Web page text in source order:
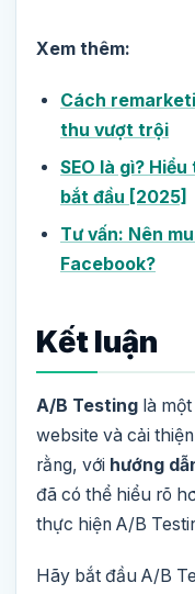
Xem thêm:
Cách
thu vượt trội
SEO là gì?
bắt đầu [2025]
Tư vấn: Nên
Facebook?
Kết luận
A/B Testing là
website và cải
rằng, với hướng
đã có thể hiểu rõ
thực hiện A/B
Hãy bắt đầu A/B